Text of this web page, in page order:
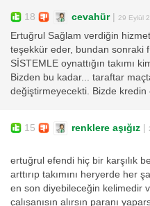
18 cevahür| 29 Eylül
Ertuğrul Sağlam verdiğin
teşekkür eder, bundan sonraki
SİSTEMLE oynattığın takımı
Bizden bu kadar... taraftar
değiştirmeyecekti. Bizde kredin
15 renklere aşığız |
ertuğrul efendi hiç bir karşılık
arttırıp takımını heryerde her
en son diyebileceğin kelimedir
çalışanısın alırsın paranı